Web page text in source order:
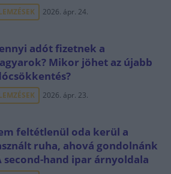
2026. ápr. 24.
adót fizetnek a
Mikor jöhet az újabb
2026. ápr. 23.
feltétlenül oda kerül a
ruha, ahová gondolnánk
second-hand ipar árnyoldala